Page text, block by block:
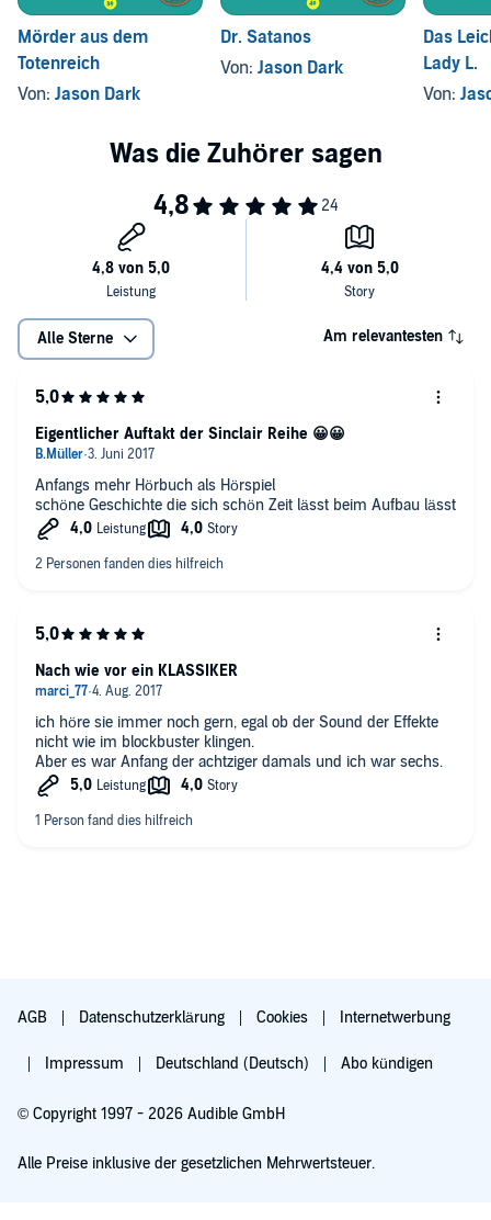
Mörder aus dem
Totenreich
Von: Jason Dark
Dr. Satanos
Von: Jason Dark
Das
Lady L.
Von:
Alle Sterne Am relevantesten
Anfangs mehr Hörbuch als Hörspiel
schöne Geschichte die sich schön Zeit lässt beim Aufbau lässt
Eigentlicher Auftakt der Sinclair Reihe 😀😀
ich höre sie immer noch gern, egal ob der Sound der Effekte
nicht wie im blockbuster klingen.
Aber es war Anfang der achtziger damals und ich war sechs.
Nach wie vor ein KLASSIKER
AGB Datenschutzerklärung Cookies Internetwerbung
Impressum Deutschland (Deutsch) Abo kündigen
© Copyright 1997 - 2026 Audible GmbH
Alle Preise inklusive der gesetzlichen Mehrwertsteuer.